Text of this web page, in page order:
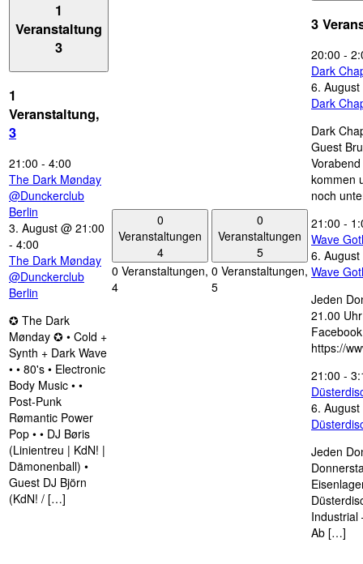
1
Veranstaltung
3
1
Veranstaltung,
3
21:00 - 4:00
The Dark Mønday
@Dunckerclub
Berlin
3. August @ 21:00
- 4:00
The Dark Mønday
@Dunckerclub
Berlin
✪ The Dark
Mønday ✪ • Cold +
Synth + Dark Wave
• • 80's • Electronic
Body Music • •
Post-Punk
Rømantic Power
Pop • • DJ Børis
(Linientreu | KdN! |
Dämonenball) •
Guest DJ Björn
(KdN! / […]
0
Veranstaltungen
4
0 Veranstaltungen,
4
0
Veranstaltungen
5
0 Veranstaltungen,
5
3
20:00 -
Dark
6.
Dark
Dark
Guest
kommen
noch
21:00 -
Wave
6.
Wave
Jeden
21.00
https://
21:00 -
6.
Jeden
Industrial
Ab […]